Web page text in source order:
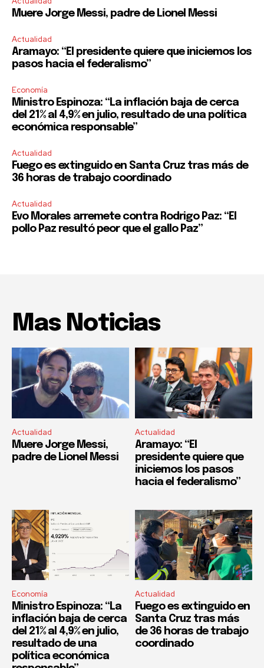
Muere Jorge Messi, padre de Lionel Messi
Actualidad
Aramayo: “El presidente quiere que iniciemos los
pasos hacia el federalismo”
Economía
Ministro Espinoza: “La inflación baja de cerca
del 21% al 4,9% en julio, resultado de una política
económica responsable”
Actualidad
Fuego es extinguido en Santa Cruz tras más de
36 horas de trabajo coordinado
Actualidad
Evo Morales arremete contra Rodrigo Paz: “El
pollo Paz resultó peor que el gallo Paz”
Mas Noticias
Actualidad
Muere Jorge Messi,
padre de Lionel Messi
Actualidad
Aramayo: “El
presidente quiere que
iniciemos los pasos
hacia el federalismo”
Economía
Ministro Espinoza: “La
inflación baja de cerca
del 21% al 4,9% en julio,
resultado de una
política económica
Actualidad
Fuego es extinguido en
Santa Cruz tras más
de 36 horas de trabajo
coordinado